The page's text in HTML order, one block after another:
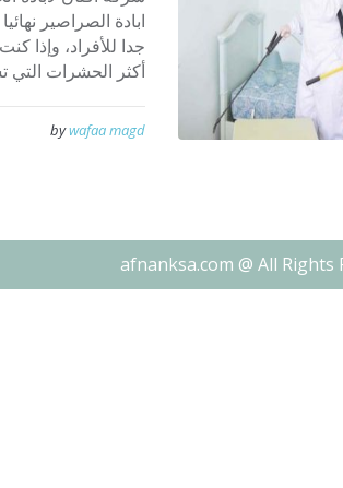
ابادة الصراصير
أكثر الحشرات التي
bywafaa magd
afnanksa.com @ All Rights